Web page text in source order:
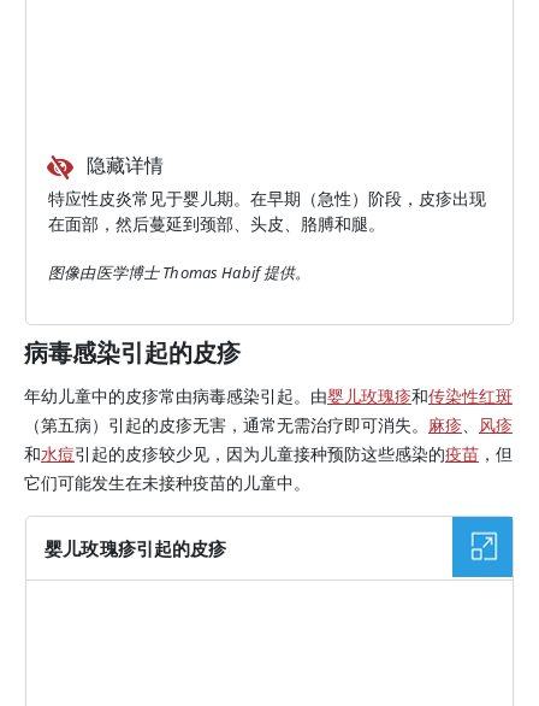
隐藏详情
特应性皮炎常见于婴儿期。在早期（急性）阶段，皮疹出现
在面部，然后蔓延到颈部、头皮、胳膊和腿。
图像由医学博士 Thomas Habif 提供。
病毒感染引起的皮疹
年幼儿童中的皮疹常由病毒感染引起。由婴儿玫瑰疹和传染性红斑
（第五病）引起的皮疹无害，通常无需治疗即可消失。 麻疹、 风疹
和水痘引起的皮疹较少见，因为儿童接种预防这些感染的疫苗 ，但
它们可能发生在未接种疫苗的儿童中。
婴儿玫瑰疹引起的皮疹